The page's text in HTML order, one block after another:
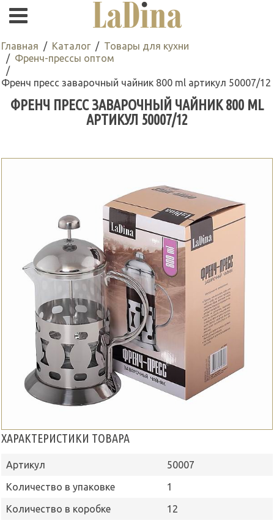
Главная Каталог
Товары для кухни
Френч-прессы оптом
Френч пресс заварочный чайник 800 ml артикул 50007/12
ФРЕНЧ ПРЕСС ЗАВАРОЧНЫЙ ЧАЙНИК 800 ML
АРТИКУЛ 50007/12
ХАРАКТЕРИСТИКИ ТОВАРА
Артикул
50007
Количество в упаковке
1
Количество в коробке
12